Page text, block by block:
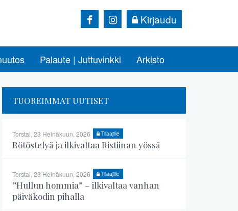
Kirjaudu
Palaute | Juttuvinkki Arkisto
TUOREIMMAT UUTISET
Torstai, 23 Heinäkuun, 2026 Tilaajille
Rötöstelyä ja ilkivaltaa Ristiinan yössä
Torstai, 23 Heinäkuun, 2026 Tilaajille
”Hullun hommia” – ilkivaltaa vanhan
päiväkodin pihalla